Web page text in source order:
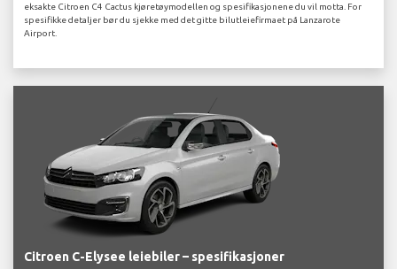
eksakte Citroen C4 Cactus kjøretøymodellen og spesifikasjonene du vil motta. For
spesifikke detaljer bør du sjekke med det gitte bilutleiefirmaet på Lanzarote
Airport.
Citroen C-Elysee leiebiler – spesifikasjoner